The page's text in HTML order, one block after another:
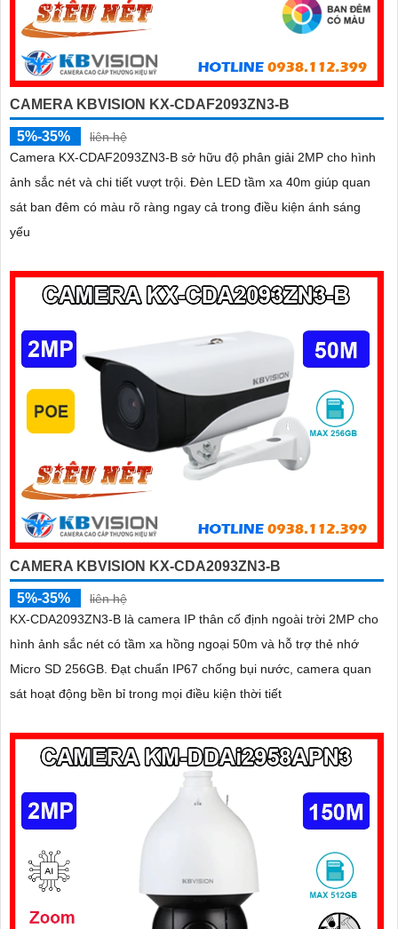
CAMERA KBVISION KX-CDAF2093ZN3-B
5%-35%
liên hệ
Camera KX-CDAF2093ZN3-B sở hữu độ phân giải 2MP cho hình
ảnh sắc nét và chi tiết vượt trội. Đèn LED tầm xa 40m giúp quan
sát ban đêm có màu rõ ràng ngay cả trong điều kiện ánh sáng
yếu
CAMERA KBVISION KX-CDA2093ZN3-B
5%-35%
liên hệ
KX-CDA2093ZN3-B là camera IP thân cố định ngoài trời 2MP cho
hình ảnh sắc nét có tầm xa hồng ngoại 50m và hỗ trợ thẻ nhớ
Micro SD 256GB. Đạt chuẩn IP67 chống bụi nước, camera quan
sát hoạt động bền bỉ trong mọi điều kiện thời tiết